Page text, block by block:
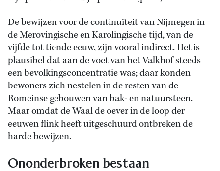
De bewijzen voor de continuïteit van Nijmegen in
de Merovingische en Karolingische tijd, van de
vijfde tot tiende eeuw, zijn vooral indirect. Het is
plausibel dat aan de voet van het Valkhof steeds
een bevolkingsconcentratie was; daar konden
bewoners zich nestelen in de resten van de
Romeinse gebouwen van bak- en natuursteen.
Maar omdat de Waal de oever in de loop der
eeuwen flink heeft uitgeschuurd ontbreken de
harde bewijzen.
Ononderbroken bestaan